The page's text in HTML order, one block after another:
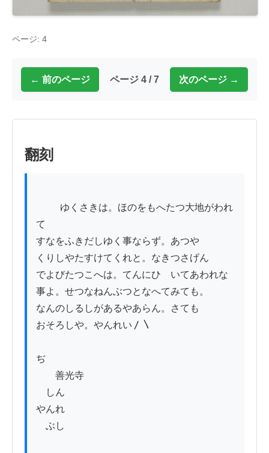
ページ: 4
← 前のページ ページ 4 / 7 次のページ →
翻刻
て
すなをふきだしゆく事ならず。あつや
くりしやたすけてくれと。なきつさげん
でよびたつこへは。てんにひゞいてあわれな
事よ。せつなねんぶつとなへてみても。
なんのしるしがあるやあらん。さても
おそろしや。やんれい〳〵
ぢ
善光寺
しん
やんれ
ぶし